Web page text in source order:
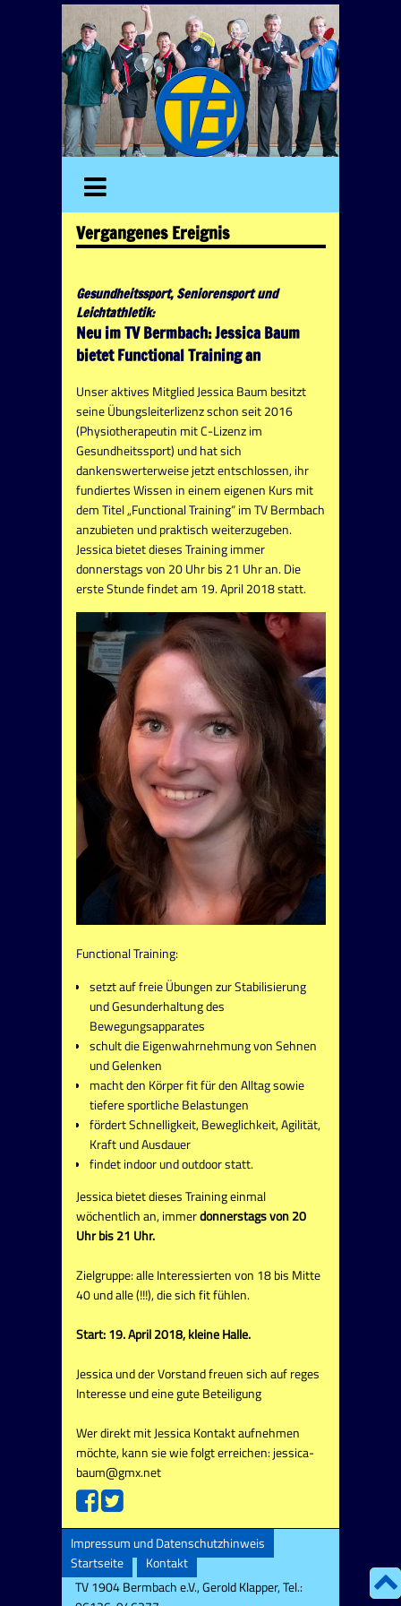
Vergangenes Ereignis
Gesundheitssport, Seniorensport und
Leichtathletik:
Neu im TV Bermbach: Jessica Baum
bietet Functional Training an
Unser aktives Mitglied Jessica Baum besitzt
seine Übungsleiterlizenz schon seit 2016
(Physiotherapeutin mit C-Lizenz im
Gesundheitssport) und hat sich
dankenswerterweise jetzt entschlossen, ihr
fundiertes Wissen in einem eigenen Kurs mit
dem Titel „Functional Training“ im TV Bermbach
anzubieten und praktisch weiterzugeben.
Jessica bietet dieses Training immer
donnerstags von 20 Uhr bis 21 Uhr an. Die
erste Stunde findet am 19. April 2018 statt.
Functional Training:
setzt auf freie Übungen zur Stabilisierung
und Gesunderhaltung des
Bewegungsapparates
schult die Eigenwahrnehmung von Sehnen
und Gelenken
macht den Körper fit für den Alltag sowie
tiefere sportliche Belastungen
fördert Schnelligkeit, Beweglichkeit, Agilität,
Kraft und Ausdauer
findet indoor und outdoor statt.
Jessica bietet dieses Training einmal
wöchentlich an, immerdonnerstags von 20
Uhr bis 21 Uhr.
Zielgruppe: alle Interessierten von 18 bis Mitte
40 und alle (!!!), die sich fit fühlen.
Start: 19. April 2018, kleine Halle.
Jessica und der Vorstand freuen sich auf reges
Interesse und eine gute Beteiligung
Wer direkt mit Jessica Kontakt aufnehmen
möchte, kann sie wie folgt erreichen: jessica-
baum@gmx.net
Impressum und Datenschutzhinweis
Startseite
Kontakt
TV 1904 Bermbach e.V., Gerold Klapper, Tel.: